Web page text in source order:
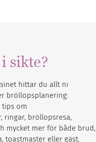
sikte?
hittar du allt ni
bröllopsplanering:
om
ringar, bröllopsresa,
mycket mer för både brud,
toastmaster eller gäst.